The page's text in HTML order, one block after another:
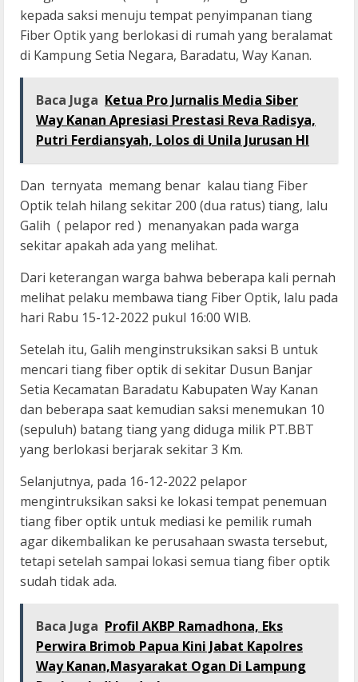
kepada saksi menuju tempat penyimpanan tiang
Fiber Optik yang berlokasi di rumah yang beralamat
di Kampung Setia Negara, Baradatu, Way Kanan.
Baca Juga Ketua Pro Jurnalis Media Siber
Way Kanan Apresiasi Prestasi Reva Radisya,
Putri Ferdiansyah, Lolos di Unila Jurusan HI
Dan ternyata memang benar kalau tiang Fiber
Optik telah hilang sekitar 200 (dua ratus) tiang, lalu
Galih ( pelapor red ) menanyakan pada warga
sekitar apakah ada yang melihat.
Dari keterangan warga bahwa beberapa kali pernah
melihat pelaku membawa tiang Fiber Optik, lalu pada
hari Rabu 15-12-2022 pukul 16:00 WIB.
Setelah itu, Galih menginstruksikan saksi B untuk
mencari tiang fiber optik di sekitar Dusun Banjar
Setia Kecamatan Baradatu Kabupaten Way Kanan
dan beberapa saat kemudian saksi menemukan 10
(sepuluh) batang tiang yang diduga milik PT.BBT
yang berlokasi berjarak sekitar 3 Km.
Selanjutnya, pada 16-12-2022 pelapor
mengintruksikan saksi ke lokasi tempat penemuan
tiang fiber optik untuk mediasi ke pemilik rumah
agar dikembalikan ke perusahaan swasta tersebut,
tetapi setelah sampai lokasi semua tiang fiber optik
sudah tidak ada.
Baca Juga Profil AKBP Ramadhona, Eks
Perwira Brimob Papua Kini Jabat Kapolres
Way Kanan,Masyarakat Ogan Di Lampung